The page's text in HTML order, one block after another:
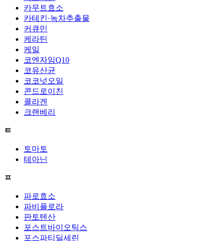
카무트효소
카테킨·녹차추출물
커큐민
케라틴
케일
코엔자임Q10
코유산균
코코넛오일
콘드로이친
콜라겐
크랜베리
ㅌ
토마토
테아닌
ㅍ
파로효소
파비플로라
판토텐산
포스트바이오틱스
포스파티딜세린